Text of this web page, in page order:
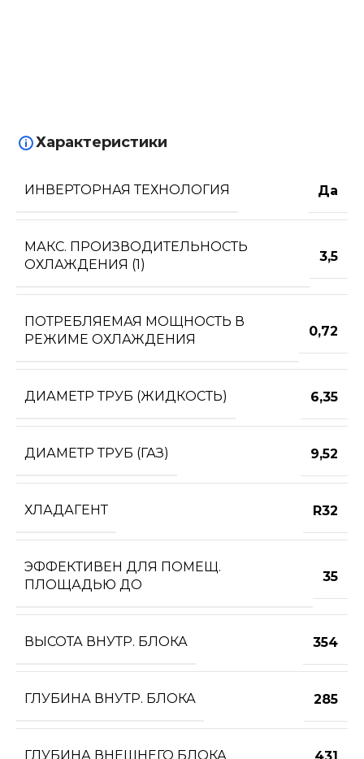
Характеристики
ИНВЕРТОРНАЯ ТЕХНОЛОГИЯ Да
МАКС. ПРОИЗВОДИТЕЛЬНОСТЬ
ОХЛАЖДЕНИЯ (1)
3,5
ПОТРЕБЛЯЕМАЯ МОЩНОСТЬ В
РЕЖИМЕ ОХЛАЖДЕНИЯ
0,72
ДИАМЕТР ТРУБ (ЖИДКОСТЬ) 6,35
ДИАМЕТР ТРУБ (ГАЗ) 9,52
ХЛАДАГЕНТ R32
ЭФФЕКТИВЕН ДЛЯ ПОМЕЩ.
ПЛОЩАДЬЮ ДО
35
ВЫСОТА ВНУТР. БЛОКА 354
ГЛУБИНА ВНУТР. БЛОКА 285
ГЛУБИНА ВНЕШНЕГО БЛОКА